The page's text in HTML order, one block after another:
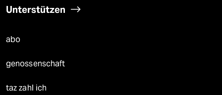
Unterstützen
abo
genossenschaft
taz zahl ich